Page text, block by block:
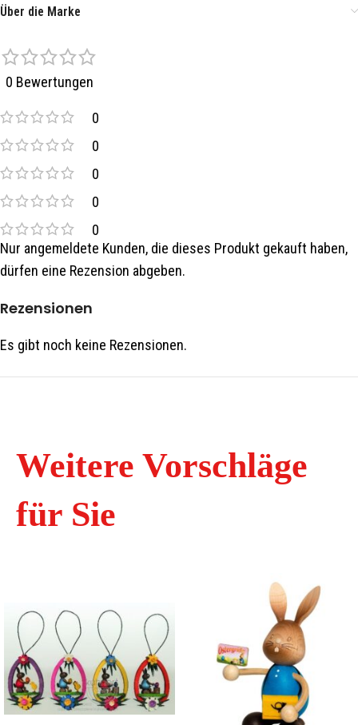
Über die Marke
0 Bewertungen
0
0
0
0
0
Rezensionen
Es gibt noch keine Rezensionen.
Nur angemeldete Kunden, die dieses Produkt gekauft haben,
dürfen eine Rezension abgeben.
Weitere Vorschläge
für Sie